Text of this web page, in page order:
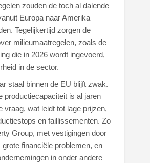
zouden de toch al dalende
Europa naar Amerika
Tegelijkertijd zorgen de
milieumaatregelen, zoals de
die in 2026 wordt ingevoerd,
in de sector.
staal binnen de EU blijft zwak.
productiecapaciteit is al jaren
vraag, wat leidt tot lage prijzen,
en faillissementen. Zo
Group, met vestigingen door
grote financiële problemen, en
in onder andere